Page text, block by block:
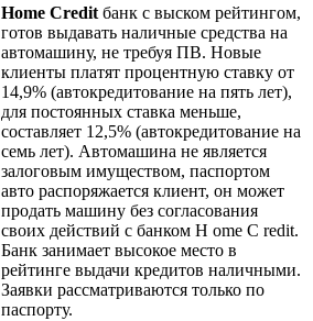
Home Credit банк с выском рейтингом,
готов выдавать наличные средства на
автомашину, не требуя ПВ. Новые
клиенты платят процентную ставку от
14,9% (автокредитование на пять лет),
для постоянных ставка меньше,
составляет 12,5% (автокредитование на
семь лет). Автомашина не является
залоговым имуществом, паспортом
авто распоряжается клиент, он может
продать машину без согласования
своих действий с банком H ome C redit.
Банк занимает высокое место в
рейтинге выдачи кредитов наличными.
Заявки рассматриваются только по
паспорту.